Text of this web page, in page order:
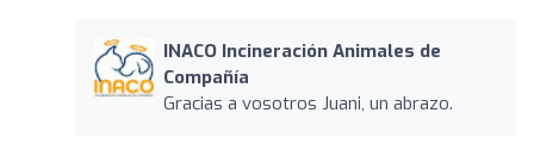
INACO Incineración Animales de
Compañía
Gracias a vosotros Juani, un abrazo.